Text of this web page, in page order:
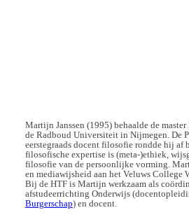
Martijn Janssen (1995) behaalde de
de Radboud Universiteit in Nijmegen. De
eerstegraads docent filosofie rondde hij
filosofische expertise is (meta-)ethiek,
filosofie van de persoonlijke vorming.
en mediawijsheid aan het Veluws College
Bij de HTF is Martijn werkzaam als
afstudeerrichting Onderwijs
Burgerschap) en docent.